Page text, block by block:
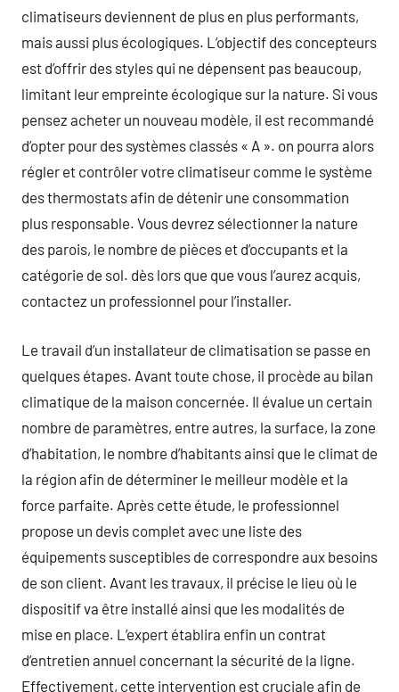
climatiseurs deviennent de plus en plus performants,
mais aussi plus écologiques. L’objectif des concepteurs
est d’offrir des styles qui ne dépensent pas beaucoup,
limitant leur empreinte écologique sur la nature. Si vous
pensez acheter un nouveau modèle, il est recommandé
d’opter pour des systèmes classés « A ». on pourra alors
régler et contrôler votre climatiseur comme le système
des thermostats afin de détenir une consommation
plus responsable. Vous devrez sélectionner la nature
des parois, le nombre de pièces et d’occupants et la
catégorie de sol. dès lors que que vous l’aurez acquis,
contactez un professionnel pour l’installer.
Le travail d’un installateur de climatisation se passe en
quelques étapes. Avant toute chose, il procède au bilan
climatique de la maison concernée. Il évalue un certain
nombre de paramètres, entre autres, la surface, la zone
d’habitation, le nombre d’habitants ainsi que le climat de
la région afin de déterminer le meilleur modèle et la
force parfaite. Après cette étude, le professionnel
propose un devis complet avec une liste des
équipements susceptibles de correspondre aux besoins
de son client. Avant les travaux, il précise le lieu où le
dispositif va être installé ainsi que les modalités de
mise en place. L’expert établira enfin un contrat
d’entretien annuel concernant la sécurité de la ligne.
Effectivement, cette intervention est cruciale afin de